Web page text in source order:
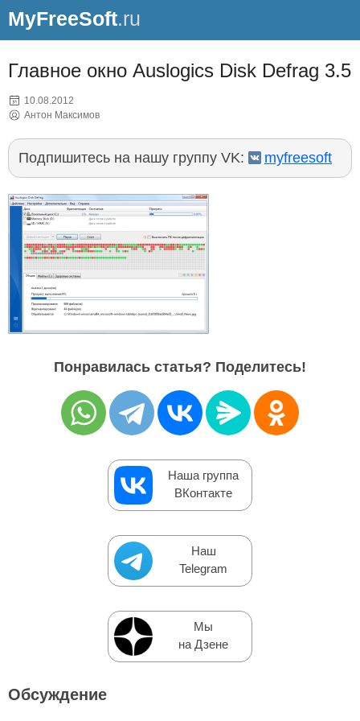
MyFreeSoft.ru
Главное окно Auslogics Disk Defrag 3.5
10.08.2012
Антон Максимов
Подпишитесь на нашу группу VK: myfreesoft
Понравилась статья? Поделитесь!
Наша группа
ВКонтакте
Наш
Telegram
Мы
на Дзене
Обсуждение